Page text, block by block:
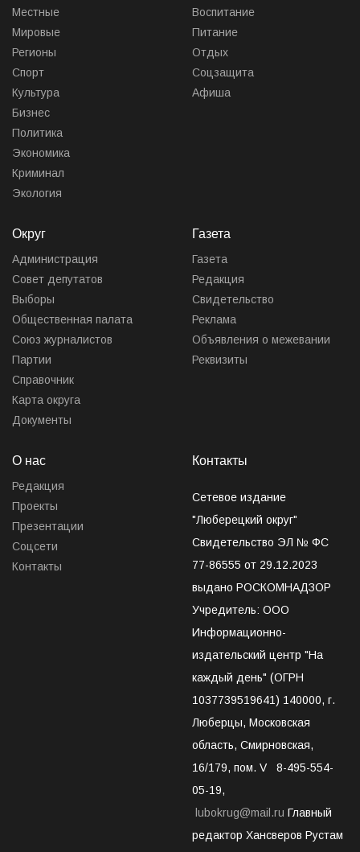
Местные
Мировые
Регионы
Спорт
Культура
Бизнес
Политика
Экономика
Криминал
Экология
Воспитание
Питание
Отдых
Соцзащита
Афиша
Округ
Администрация
Совет депутатов
Выборы
Общественная палата
Союз журналистов
Партии
Справочник
Карта округа
Документы
Газета
Газета
Редакция
Свидетельство
Реклама
Объявления о межевании
Реквизиты
О нас
Редакция
Проекты
Презентации
Соцсети
Контакты
Контакты
Сетевое издание
"Люберецкий округ"
Свидетельство ЭЛ № ФС
77-86555 от 29.12.2023
выдано РОСКОМНАДЗОР
Учредитель: ООО
Информационно-
издательский центр "На
каждый день" (ОГРН
1037739519641) 140000, г.
Люберцы, Московская
область, Смирновская,
16/179, пом. V 8-495-554-
05-19,
lubokrug@mail.ru Главный
редактор Хансверов Рустам